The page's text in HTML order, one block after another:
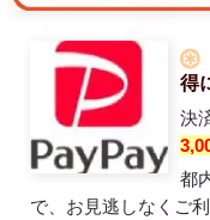
得
決
都
で、お見逃しなくご利